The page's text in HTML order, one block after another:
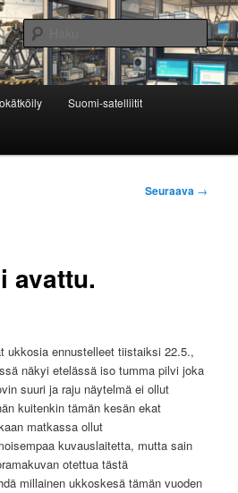
Haku
Suomi-satelliitit
Seuraava →
avattu.
ukkosia ennustelleet tiistaiksi 22.5.,
näkyi etelässä iso tumma pilvi joka
suuri ja raju näytelmä ei ollut
kuitenkin tämän kesän ekat
matkassa ollut
kuvauslaitetta, mutta sain
otettua tästä
millainen ukkoskesä tämän vuoden